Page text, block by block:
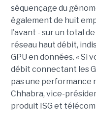
séquençage du
également de huit
l’avant - sur un total
réseau haut débit,
GPU en données. « Si
débit connectant les
pas une performance
Chhabra, vice-
produit ISG et